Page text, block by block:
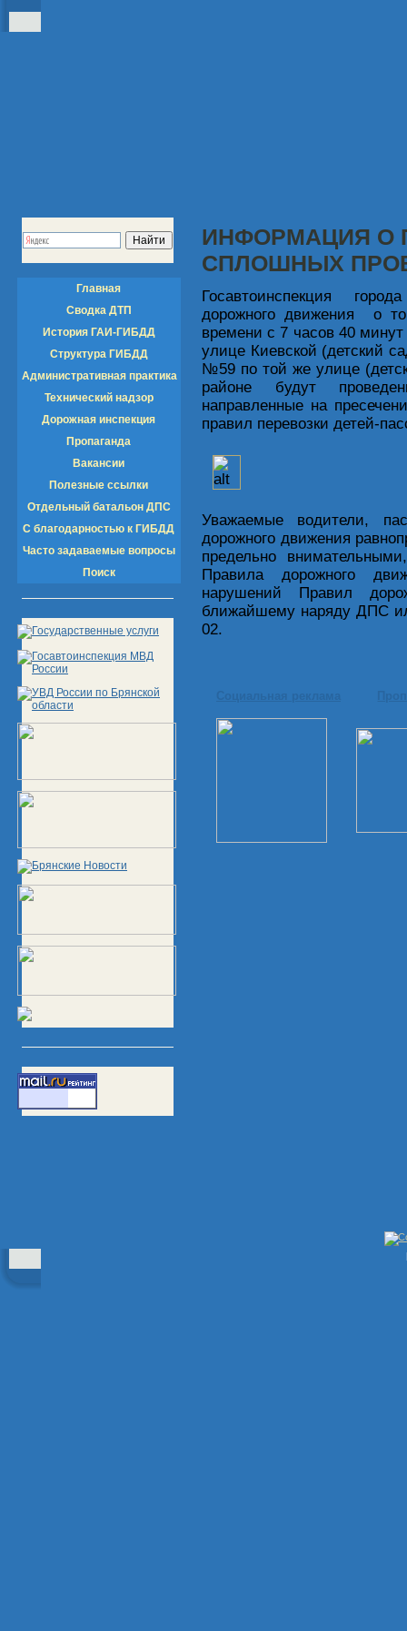
Главная
Сводка ДТП
История ГАИ-ГИБДД
Структура ГИБДД
Административная практика
Технический надзор
Дорожная инспекция
Пропаганда
Вакансии
Полезные ссылки
Отдельный батальон ДПС
С благодарностью к ГИБДД
Часто задаваемые вопросы
Поиск
ИНФОРМАЦИЯ О
СПЛОШНЫХ
Госавтоинспекция
дорожного движения о
времени с 7 часов 40
улице Киевской (детский
№59 по той же улице
районе будут
направленные на
правил перевозки детей-
Уважаемые водители,
дорожного движения
предельно
Правила дорожного
нарушений Правил
ближайшему наряду ДПС
02.